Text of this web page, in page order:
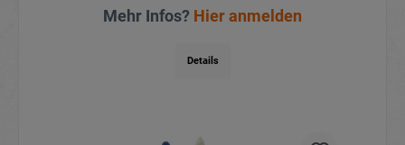
Mehr Infos? Hier anmelden
Details